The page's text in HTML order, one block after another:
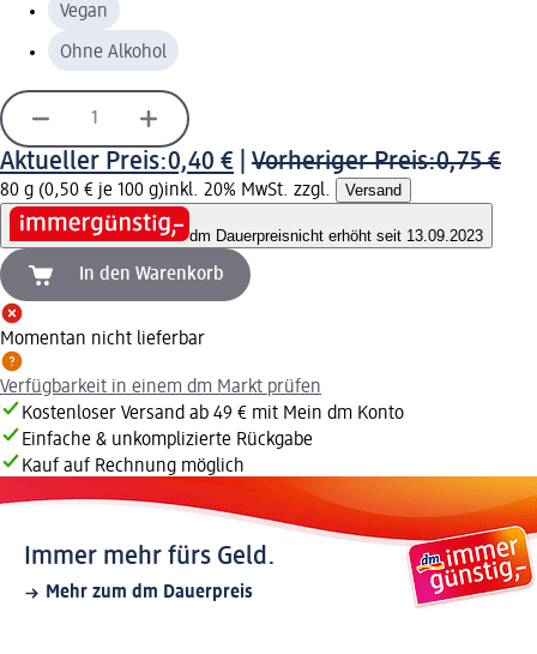
Vegan
Ohne Alkohol
Aktueller Preis:0,40 € Vorheriger Preis:0,75 €
80 g (0,50 € je 100 g)inkl. 20% MwSt. zzgl. Versand
dm Dauerpreisnicht erhöht seit 13.09.2023
In den Warenkorb
Momentan nicht lieferbar
Verfügbarkeit in einem dm Markt prüfen
Kostenloser Versand ab 49 € mit Mein dm Konto
Einfache & unkomplizierte Rückgabe
Kauf auf Rechnung möglich
Immer mehr fürs Geld.
Mehr zum dm Dauerpreis